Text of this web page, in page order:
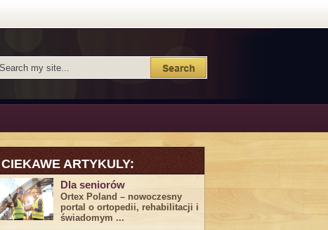
CIEKAWE ARTYKULY:
Dla seniorów
Ortex Poland – nowoczesny
portal o ortopedii, rehabilitacji i
świadomym ...